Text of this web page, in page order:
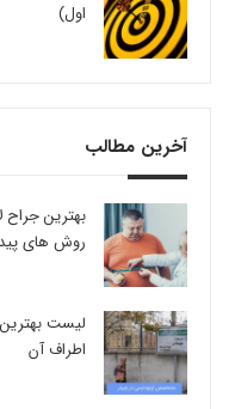
اول)
آخرین مطالب
روش های
لیست
اطراف آن